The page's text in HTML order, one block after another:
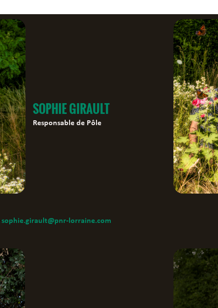
SOPHIE GIRAULT
Responsable de Pôle
sophie.girault@pnr-lorraine.com